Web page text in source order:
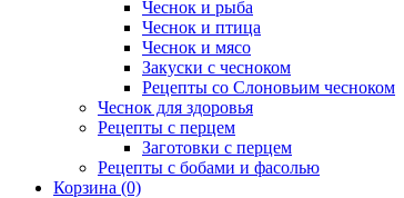
Чеснок и рыба
Чеснок и птица
Чеснок и мясо
Закуски с чесноком
Рецепты со Слоновьим чесноком
Чеснок для здоровья
Рецепты с перцем
Заготовки с перцем
Рецепты с бобами и фасолью
Корзина (0)